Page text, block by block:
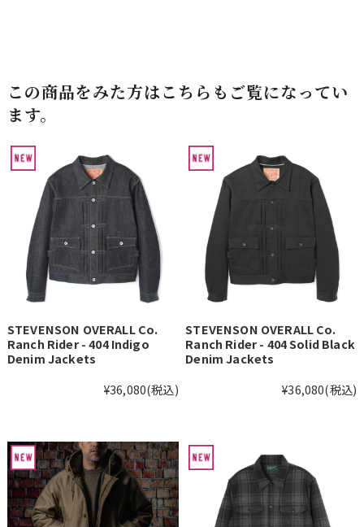
この商品をみた方はこちらもご覧になってい
ます。
STEVENSON OVERALL Co.
Ranch Rider - 404 Indigo
Denim Jackets
¥36,080(税込)
STEVENSON OVERALL Co.
Ranch Rider - 404 Solid Black
Denim Jackets
¥36,080(税込)